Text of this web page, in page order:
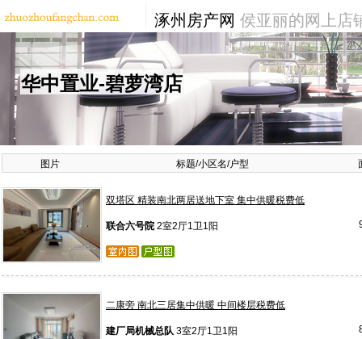
涿州房产网 侯亚丽的网上店
华中置业-碧萝湾店
图片 标题/小区名/户型
双塔区 精装南北两居送地下室 集中供暖税费低
联合六号院 2室2厅1卫1阳
二康旁 南北三居集中供暖 中间楼层税费低
建厂局机械总队 3室2厅1卫1阳